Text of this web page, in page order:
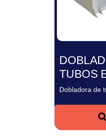
TUBOS
Dobladora de